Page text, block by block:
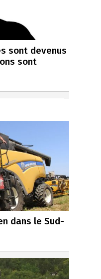
sont devenus
sont
dans le Sud-